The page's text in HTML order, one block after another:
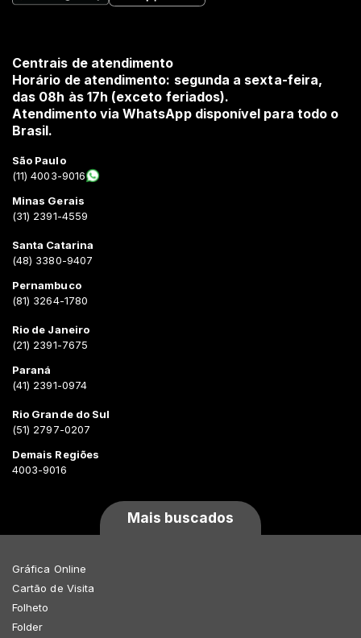
Centrais de atendimento
Horário de atendimento: segunda a sexta-feira,
das 08h às 17h (exceto feriados).
Atendimento via WhatsApp disponível para todo o
Brasil.
São Paulo
(11) 4003-9016
Minas Gerais
(31) 2391-4559
Santa Catarina
(48) 3380-9407
Pernambuco
(81) 3264-1780
Rio de Janeiro
(21) 2391-7675
Paraná
(41) 2391-0974
Rio Grande do Sul
(51) 2797-0207
Demais Regiões
4003-9016
Mais buscados
Gráfica Online
Cartão de Visita
Folheto
Folder